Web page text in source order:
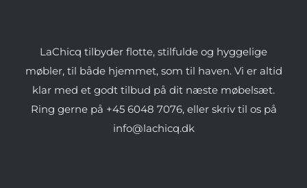
LaChicq tilbyder flotte, stilfulde og hyggelige
møbler, til både hjemmet, som til haven. Vi er altid
klar med et godt tilbud på dit næste møbelsæt.
Ring gerne på +45 6048 7076, eller skriv til os på
info@lachicq.dk